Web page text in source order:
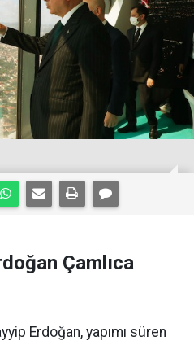
Çamlıca
Erdoğan, yapımı süren